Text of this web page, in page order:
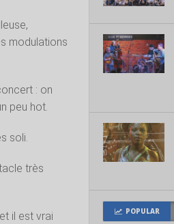
modulations
: on
peu hot.
soli.
très
il est vrai
POPULAR